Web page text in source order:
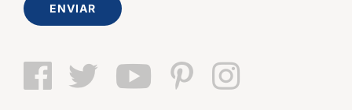
ENVIAR